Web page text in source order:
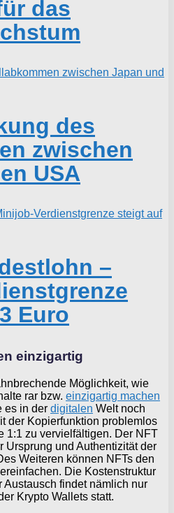
das
des
zwischen
USA
–
Euro
einzigartig
Möglichkeit, wie
rar bzw. einzigartig machen
es in der digitalen Welt noch
der Kopierfunktion problemlos
1:1 zu vervielfältigen. Der NFT
Ursprung und Authentizität der
Weiteren können NFTs den
Die Kostenstruktur
Austausch findet nämlich nur
Krypto Wallets statt.